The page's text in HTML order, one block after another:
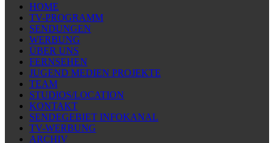
HOME
TV-PROGRAMM
SENDUNGEN
WERBUNG
ÜBER UNS
FERNSEHEN
JUGEND MEDIEN PROJEKTE
TEAM
STUDIOS/LOCATION
KONTAKT
SENDEGEBIET INFOKANAL
TV-WERBUNG
ARCHIV